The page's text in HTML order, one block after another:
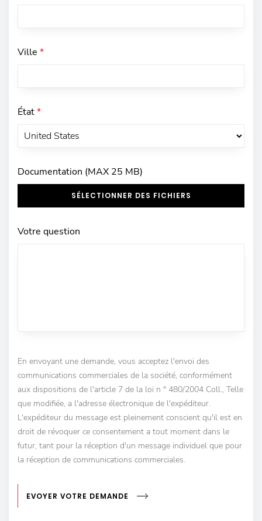
Ville *
État*
Documentation (MAX 25 MB)
SÉLECTIONNER DES FICHIERS
Votre question
En envoyant une demande, vous acceptez l'envoi des
communications commerciales de la société, conformément
aux dispositions de l'article 7 de la loi n ° 480/2004 Coll., Telle
que modifiée, a l'adresse électronique de l'expéditeur.
L'expéditeur du message est pleinement conscient qu'il est en
droit de révoquer ce consentement a tout moment dans le
futur, tant pour la réception d'un message individuel que pour
la réception de communications commerciales.
EVOYER VOTRE DEMANDE